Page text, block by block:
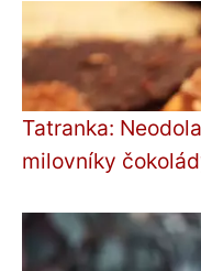
Tatranka:
milovníky